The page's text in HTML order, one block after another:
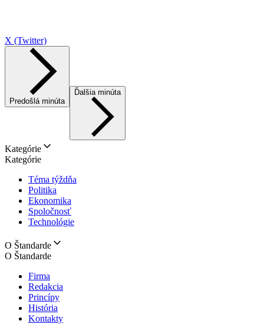
X (Twitter)
Predošlá minúta
Ďalšia minúta
Kategórie
Kategórie
Téma týždňa
Politika
Ekonomika
Spoločnosť
Technológie
O Štandarde
O Štandarde
Firma
Redakcia
Princípy
História
Kontakty